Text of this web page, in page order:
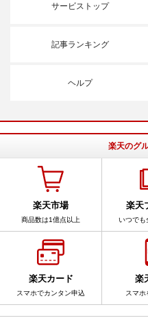
サービストップ
記事ランキング
ヘルプ
楽天のグ
楽天市場
商品数は1億点以上
楽天
いつでも
楽天カード
スマホでカンタン申込
楽
スマホ